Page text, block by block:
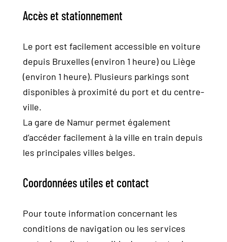
Accès et stationnement
Le port est facilement accessible en voiture
depuis Bruxelles (environ 1 heure) ou Liège
(environ 1 heure). Plusieurs parkings sont
disponibles à proximité du port et du centre-
ville.
La gare de Namur permet également
d’accéder facilement à la ville en train depuis
les principales villes belges.
Coordonnées utiles et contact
Pour toute information concernant les
conditions de navigation ou les services